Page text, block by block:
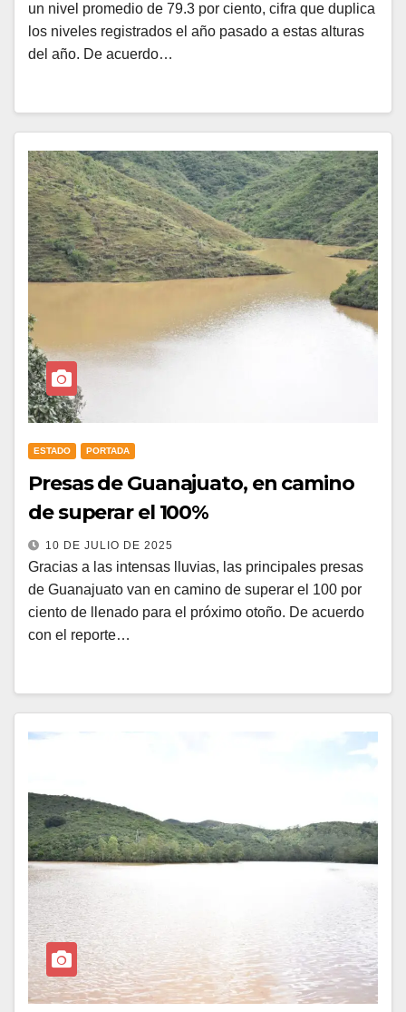
un nivel promedio de 79.3 por ciento, cifra que duplica
los niveles registrados el año pasado a estas alturas
del año. De acuerdo…
ESTADO PORTADA
Presas de Guanajuato, en camino
de superar el 100%
10 DE JULIO DE 2025
Gracias a las intensas lluvias, las principales presas
de Guanajuato van en camino de superar el 100 por
ciento de llenado para el próximo otoño. De acuerdo
con el reporte…